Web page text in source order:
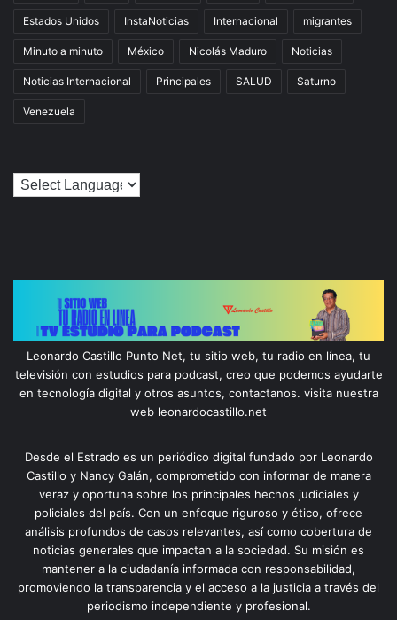
Estados Unidos InstaNoticias Internacional migrantes
Minuto a minuto México Nicolás Maduro Noticias
Noticias Internacional Principales SALUD Saturno
Venezuela
Leonardo Castillo Punto Net, tu sitio web, tu radio en línea, tu
televisión con estudios para podcast, creo que podemos ayudarte
en tecnología digital y otros asuntos, contactanos. visita nuestra
web leonardocastillo.net
Desde el Estrado es un periódico digital fundado por Leonardo
Castillo y Nancy Galán, comprometido con informar de manera
veraz y oportuna sobre los principales hechos judiciales y
policiales del país. Con un enfoque riguroso y ético, ofrece
análisis profundos de casos relevantes, así como cobertura de
noticias generales que impactan a la sociedad. Su misión es
mantener a la ciudadanía informada con responsabilidad,
promoviendo la transparencia y el acceso a la justicia a través del
periodismo independiente y profesional.